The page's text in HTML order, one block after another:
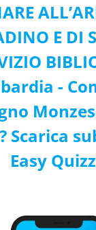
E DI
-
Scarica
Easy